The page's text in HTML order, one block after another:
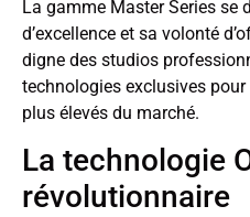
La gamme Master Series se
d’excellence et sa volonté
digne des studios
technologies exclusives
plus élevés du marché.
La technologie
révolutionnaire